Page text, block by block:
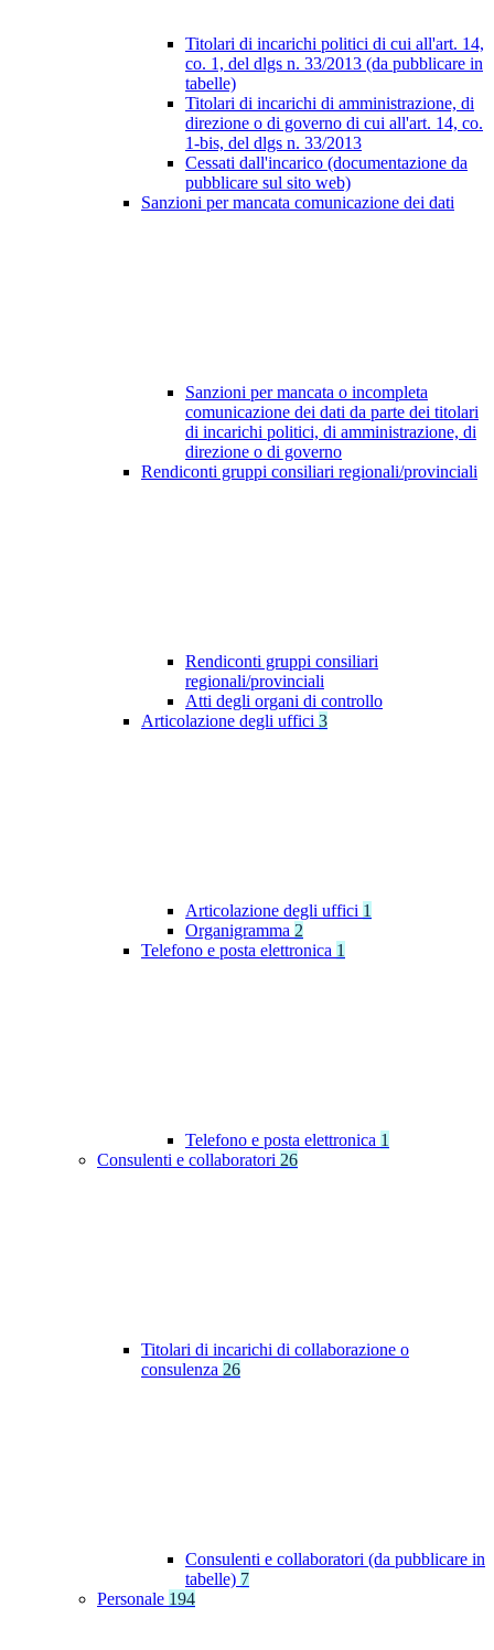
Titolari di incarichi politici di cui all'art. 14,
co. 1, del dlgs n. 33/2013 (da pubblicare in
tabelle)
Titolari di incarichi di amministrazione, di
direzione o di governo di cui all'art. 14, co.
1-bis, del dlgs n. 33/2013
Cessati dall'incarico (documentazione da
pubblicare sul sito web)
Sanzioni per mancata comunicazione dei dati
Sanzioni per mancata o incompleta
comunicazione dei dati da parte dei titolari
di incarichi politici, di amministrazione, di
direzione o di governo
Rendiconti gruppi consiliari regionali/provinciali
Rendiconti gruppi consiliari
regionali/provinciali
Atti degli organi di controllo
Articolazione degli uffici 3
Articolazione degli uffici 1
Organigramma 2
Telefono e posta elettronica 1
Telefono e posta elettronica 1
Consulenti e collaboratori 26
Titolari di incarichi di collaborazione o
consulenza 26
Consulenti e collaboratori (da pubblicare in
tabelle) 7
Personale 194